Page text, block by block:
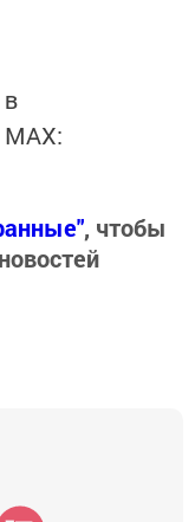
MАХ:
, чтобы